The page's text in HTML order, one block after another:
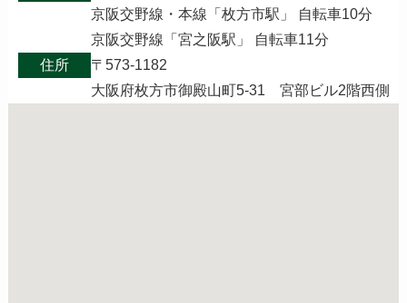
京阪交野線・本線「枚方市駅」 自転車10分
京阪交野線「宮之阪駅」 自転車11分
住所
〒573-1182
大阪府枚方市御殿山町5-31 宮部ビル2階西側